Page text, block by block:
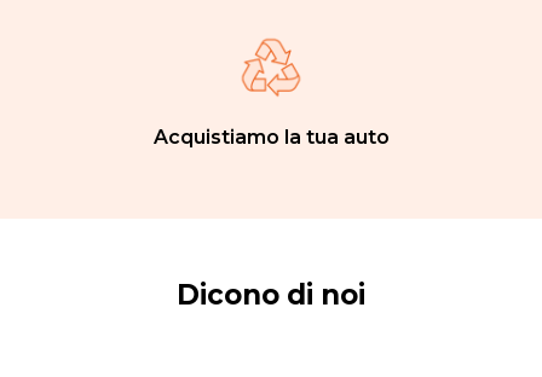
Acquistiamo la tua auto
Dicono di noi